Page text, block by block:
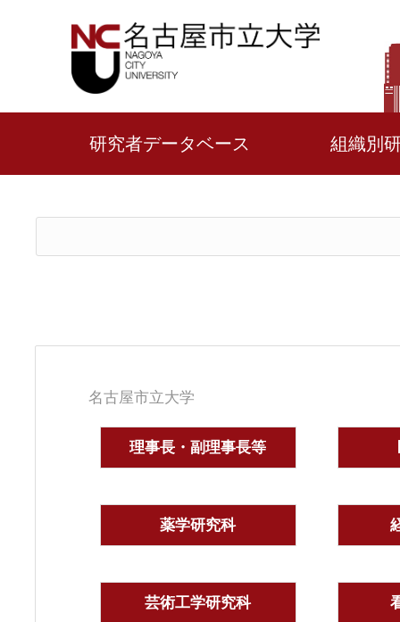
研究者データベース 組織別
名古屋市立大学
理事長・副理事長等
薬学研究科
芸術工学研究科